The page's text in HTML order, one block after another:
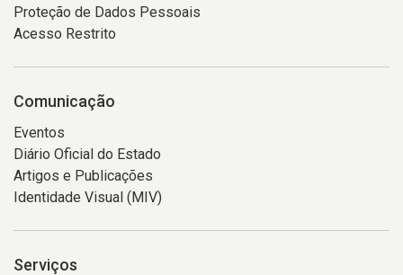
Proteção de Dados Pessoais
Acesso Restrito
Comunicação
Eventos
Diário Oficial do Estado
Artigos e Publicações
Identidade Visual (MIV)
Serviços